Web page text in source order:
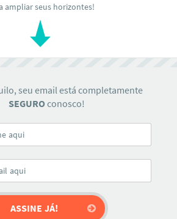
ampliar seus horizontes!
seu email está completamente
SEGURO conosco!